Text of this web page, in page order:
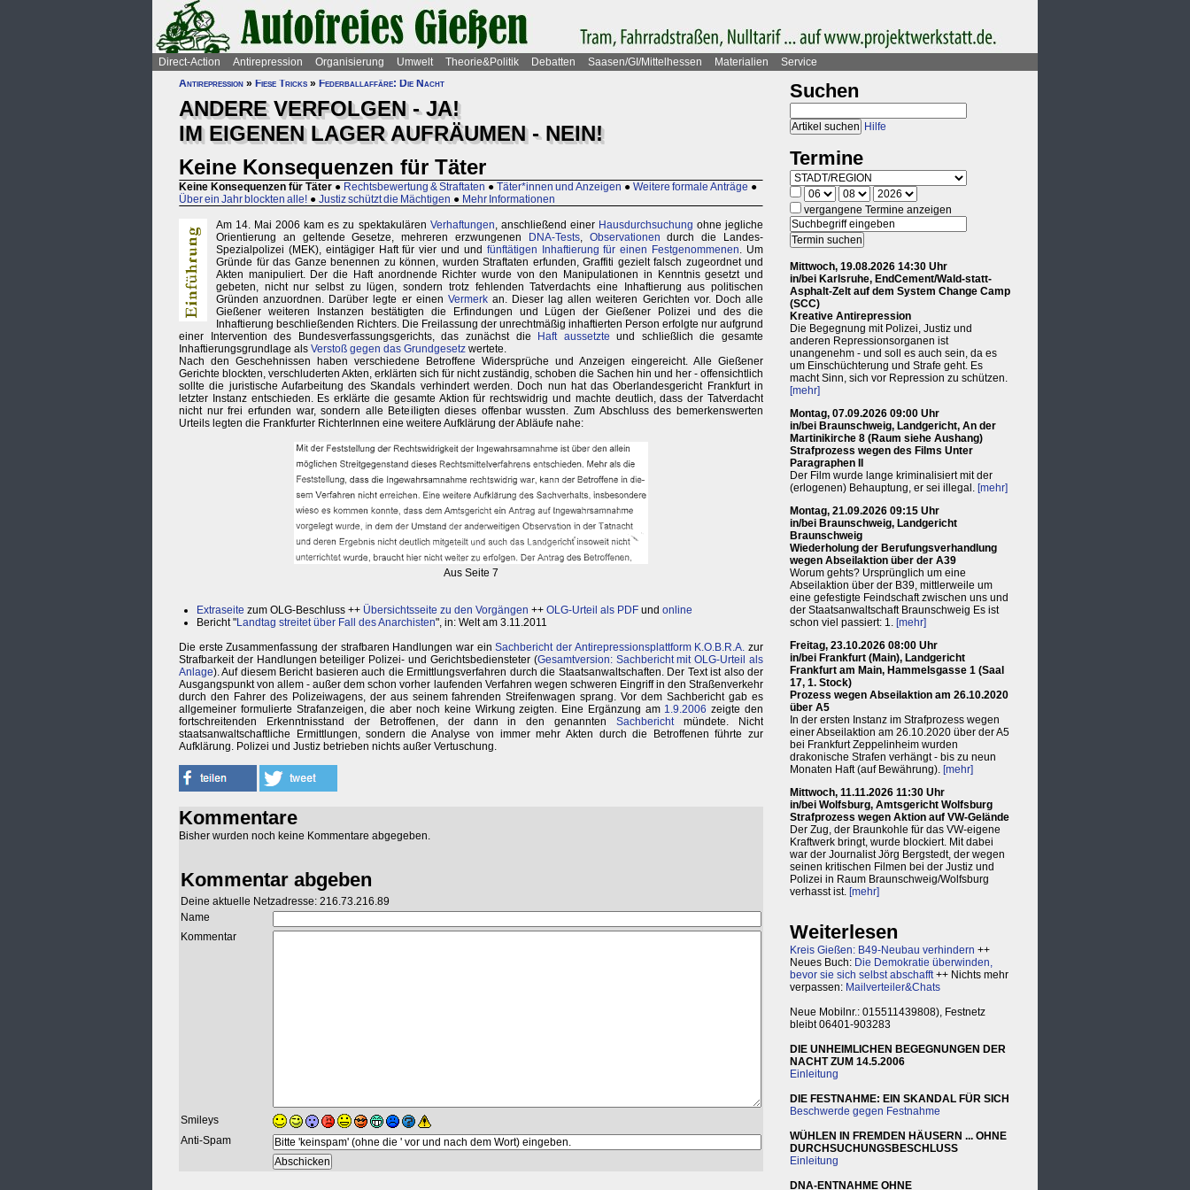
Direct-Action Antirepression Organisierung Umwelt Theorie&Politik Debatten Saasen/GI/Mittelhessen Materialien
Service
Antirepression » Fiese Tricks » Federballaffäre: Die Nacht
ANDERE VERFOLGEN - JA!
IM EIGENEN LAGER AUFRÄUMEN - NEIN!
Keine Konsequenzen für Täter
Keine Konsequenzen für Täter ● Rechtsbewertung & Straftaten ● Täter*innen und Anzeigen ● Weitere formale Anträge ●
Über ein Jahr blockten alle! ● Justiz schützt die Mächtigen ● Mehr Informationen
Am 14. Mai 2006 kam es zu spektakulären Verhaftungen, anschließend einer Hausdurchsuchung ohne jegliche
Orientierung an geltende Gesetze, mehreren erzwungenen
DNA-Tests, Observationen durch die Landes-
Spezialpolizei (MEK), eintägiger Haft für vier und und fünftätigen Inhaftierung für einen Festgenommenen. Um
Gründe für das Ganze benennen zu können, wurden Straftaten erfunden, Graffiti gezielt falsch zugeordnet und
Akten manipuliert. Der die Haft anordnende Richter wurde von den Manipulationen in Kenntnis gesetzt und
gebeten, nicht nur selbst zu lügen, sondern trotz fehlenden Tatverdachts eine Inhaftierung aus politischen
Gründen anzuordnen. Darüber legte er einen Vermerkan. Dieser lag allen weiteren Gerichten vor. Doch alle
Gießener weiteren Instanzen bestätigten die Erfindungen und Lügen der Gießener Polizei und des die
Inhaftierung beschließenden Richters. Die Freilassung der unrechtmäßig inhaftierten Person erfolgte nur aufgrund
einer Intervention des Bundesverfassungsgerichts, das zunächst die
Haft aussetzte und schließlich die gesamte
Inhaftierungsgrundlage als Verstoß gegen das Grundgesetz wertete.
Nach den Geschehnissen haben verschiedene Betroffene Widersprüche und Anzeigen eingereicht. Alle Gießener
Gerichte blockten, verschluderten Akten, erklärten sich für nicht zuständig, schoben die Sachen hin und her - offensichtlich
sollte die juristische Aufarbeitung des Skandals verhindert werden. Doch nun hat das Oberlandesgericht Frankfurt in
letzter Instanz entschieden. Es erklärte die gesamte Aktion für rechtswidrig und machte deutlich, dass der Tatverdacht
nicht nur frei erfunden war, sondern alle Beteiligten dieses offenbar wussten. Zum Abschluss des bemerkenswerten
Urteils legten die Frankfurter RichterInnen eine weitere Aufklärung der Abläufe nahe:
Aus Seite 7
Extraseite zum OLG-Beschluss ++ Übersichtsseite zu den Vorgängen ++ OLG-Urteil als PDF und online
Bericht "Landtag streitet über Fall des Anarchisten", in: Welt am 3.11.2011
Die erste Zusammenfassung der strafbaren Handlungen war einSachbericht der Antirepressionsplattform K.O.B.R.A. zur
Strafbarkeit der Handlungen beteiliger Polizei- und Gerichtsbediensteter (Gesamtversion: Sachbericht mit OLG-Urteil als
Anlage). Auf diesem Bericht basieren auch die Ermittlungsverfahren durch die Staatsanwaltschaften. Der Text ist also der
Ausgangspunkt von allem - außer dem schon vorher laufenden Verfahren wegen schweren Eingriff in den Straßenverkehr
durch den Fahrer des Polizeiwagens, der aus seinem fahrenden Streifenwagen sprang. Vor dem Sachbericht gab es
allgemeiner formulierte Strafanzeigen, die aber noch keine Wirkung zeigten. Eine Ergänzung am 1.9.2006 zeigte den
fortschreitenden Erkenntnisstand der Betroffenen, der dann in den genanntenSachberichtmündete. Nicht
staatsanwaltschaftliche Ermittlungen, sondern die Analyse von immer mehr Akten durch die Betroffenen führte zur
Aufklärung. Polizei und Justiz betrieben nichts außer Vertuschung.
Kommentare
Bisher wurden noch keine Kommentare abgegeben.
Kommentar abgeben
Deine aktuelle Netzadresse: 216.73.216.89
Name
Kommentar
Smileys
Anti-Spam
Suchen
Hilfe
Termine
vergangene Termine anzeigen
Mittwoch, 19.08.2026 14:30 Uhr
in/bei Karlsruhe, EndCement/Wald-statt-
Asphalt-Zelt auf dem System Change Camp
(SCC)
Kreative Antirepression
Die Begegnung mit Polizei, Justiz und
anderen Repressionsorganen ist
unangenehm - und soll es auch sein, da es
um Einschüchterung und Strafe geht. Es
macht Sinn, sich vor Repression zu schützen.
[mehr]
Montag, 07.09.2026 09:00 Uhr
in/bei Braunschweig, Landgericht, An der
Martinikirche 8 (Raum siehe Aushang)
Strafprozess wegen des Films Unter
Paragraphen II
Der Film wurde lange kriminalisiert mit der
(erlogenen) Behauptung, er sei illegal. [mehr]
Montag, 21.09.2026 09:15 Uhr
in/bei Braunschweig, Landgericht
Braunschweig
Wiederholung der Berufungsverhandlung
wegen Abseilaktion über der A39
Worum gehts? Ursprünglich um eine
Abseilaktion über der B39, mittlerweile um
eine gefestigte Feindschaft zwischen uns und
der Staatsanwaltschaft Braunschweig Es ist
schon viel passiert: 1. [mehr]
Freitag, 23.10.2026 08:00 Uhr
in/bei Frankfurt (Main), Landgericht
Frankfurt am Main, Hammelsgasse 1 (Saal
17, 1. Stock)
Prozess wegen Abseilaktion am 26.10.2020
über A5
In der ersten Instanz im Strafprozess wegen
einer Abseilaktion am 26.10.2020 über der A5
bei Frankfurt Zeppelinheim wurden
drakonische Strafen verhängt - bis zu neun
Monaten Haft (auf Bewährung). [mehr]
Mittwoch, 11.11.2026 11:30 Uhr
in/bei Wolfsburg, Amtsgericht Wolfsburg
Strafprozess wegen Aktion auf VW-Gelände
Der Zug, der Braunkohle für das VW-eigene
Kraftwerk bringt, wurde blockiert. Mit dabei
war der Journalist Jörg Bergstedt, der wegen
seinen kritischen Filmen bei der Justiz und
Polizei in Raum Braunschweig/Wolfsburg
verhasst ist. [mehr]
Weiterlesen
Kreis Gießen: B49-Neubau verhindern ++
Neues Buch: Die Demokratie überwinden,
bevor sie sich selbst abschafft++ Nichts mehr
verpassen: Mailverteiler&Chats
Neue Mobilnr.: 015511439808), Festnetz
bleibt 06401-903283
DIE UNHEIMLICHEN BEGEGNUNGEN DER
NACHT ZUM 14.5.2006
Einleitung
DIE FESTNAHME: EIN SKANDAL FÜR SICH
Beschwerde gegen Festnahme
WÜHLEN IN FREMDEN HÄUSERN ... OHNE
DURCHSUCHUNGSBESCHLUSS
Einleitung
DNA-ENTNAHME OHNE